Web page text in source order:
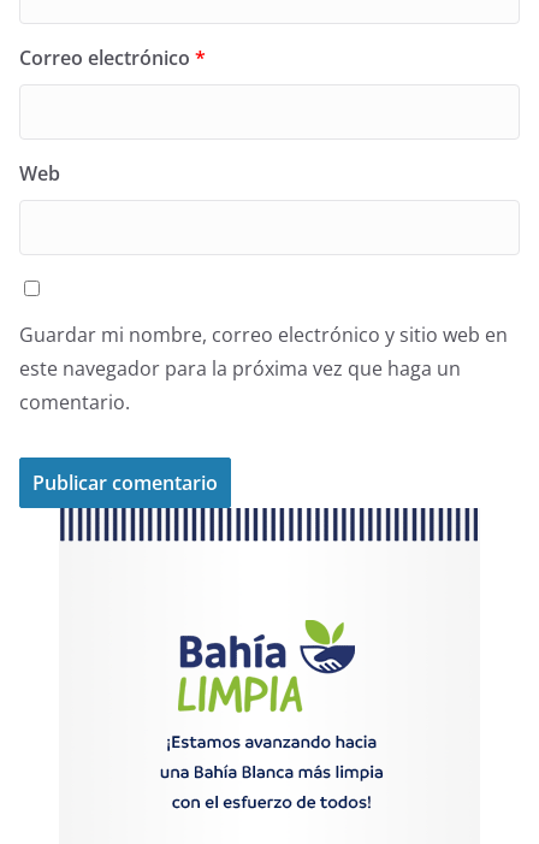
Correo electrónico *
Web
Guardar mi nombre, correo electrónico y sitio web en
este navegador para la próxima vez que haga un
comentario.